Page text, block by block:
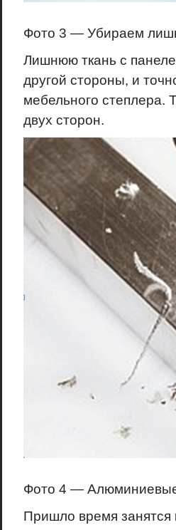
Фото 3 — Убираем
Лишнюю ткань с
другой стороны, и
мебельного
двух сторон.
Фото 4 —
Пришло время